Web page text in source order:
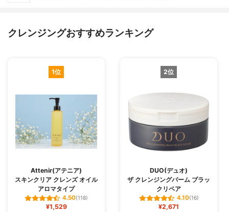
クレンジングおすすめランキング
1位
Attenir(アテニア)
スキンクリア クレンズ オイル
アロマタイプ
4.50(118)
¥1,529
2位
DUO(デュオ)
ザ クレンジングバーム ブラッ
クリペア
4.10(16)
¥2,671